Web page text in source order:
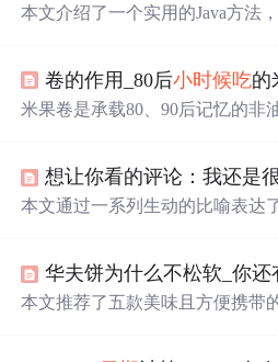
本文介绍了一个实用的Java方法
法支持24小时制，并展示了如何
误。
卷的作用_80后小时候吃的
米果卷是承载80、90后记忆的非
添加剂；购买后品鉴，选形状完
香、口感好的。
想让你看的评论：我还是
本文通过一系列生动的比喻表达
本文推荐了五款美味且方便携带